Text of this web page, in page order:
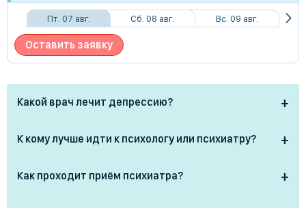
Пт. 07 авг. Сб. 08 авг. Вс. 09 авг.
Оставить заявку
Какой врач лечит депрессию?
или затяжных формах. Также помощь может
образованием) и психолог при лёгких эмоциональных
К кому лучше идти к психологу или психиатру?
эмоциональных трудностях, не ставит диагнозы и не
Как проходит приём психиатра?